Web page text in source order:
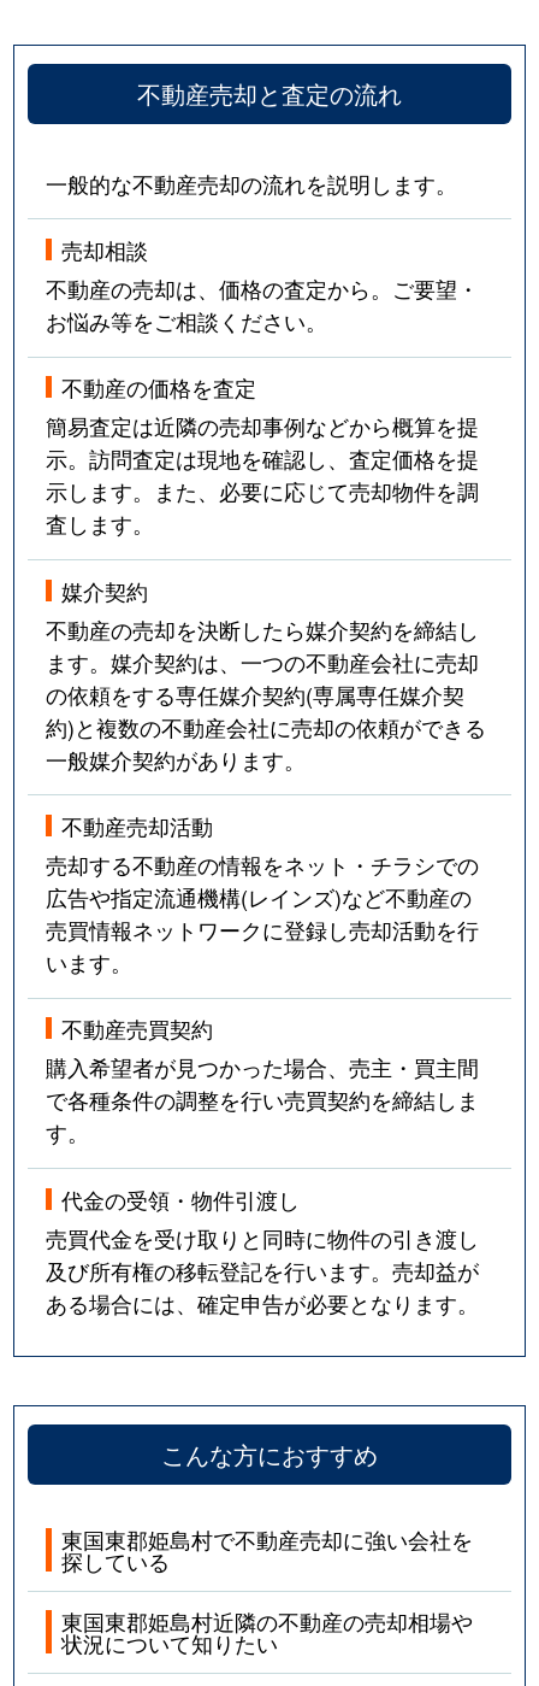
不動産売却と査定の流れ
一般的な不動産売却の流れを説明します。
売却相談
不動産の売却は、価格の査定から。ご要望・
お悩み等をご相談ください。
不動産の価格を査定
簡易査定は近隣の売却事例などから概算を提
示。訪問査定は現地を確認し、査定価格を提
示します。また、必要に応じて売却物件を調
査します。
媒介契約
不動産の売却を決断したら媒介契約を締結し
ます。媒介契約は、一つの不動産会社に売却
の依頼をする専任媒介契約(専属専任媒介契
約)と複数の不動産会社に売却の依頼ができる
一般媒介契約があります。
不動産売却活動
売却する不動産の情報をネット・チラシでの
広告や指定流通機構(レインズ)など不動産の
売買情報ネットワークに登録し売却活動を行
います。
不動産売買契約
購入希望者が見つかった場合、売主・買主間
で各種条件の調整を行い売買契約を締結しま
す。
代金の受領・物件引渡し
売買代金を受け取りと同時に物件の引き渡し
及び所有権の移転登記を行います。売却益が
ある場合には、確定申告が必要となります。
こんな方におすすめ
東国東郡姫島村で不動産売却に強い会社を
探している
東国東郡姫島村近隣の不動産の売却相場や
状況について知りたい